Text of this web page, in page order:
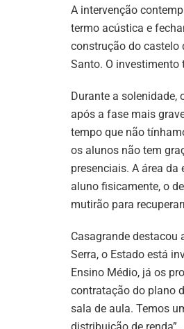
A intervenção
termo acústica e
construção do castelo
Santo. O investimento
Durante a solenidade,
após a fase mais
tempo que não
os alunos não tem
presenciais. A área
aluno fisicamente, o
mutirão para
Casagrande destacou
Serra, o Estado está
Ensino Médio, já os
contratação do plano
sala de aula. Temos